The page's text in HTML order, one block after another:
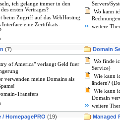
ich gelange immer in den
ersten Vertrages?
beim Zugriff auf das WebHosting
Interface eine Zertifikats-
Servers/
Wo kann
weitere
(7) Domain
of America" verlangt Geld fuer
verwenden meine Domains als
Transfers
Wo finde
Service)
Wie kann
ändern?
Wie kann
Domain
weitere
/ HomepagePRO (19)
Managed